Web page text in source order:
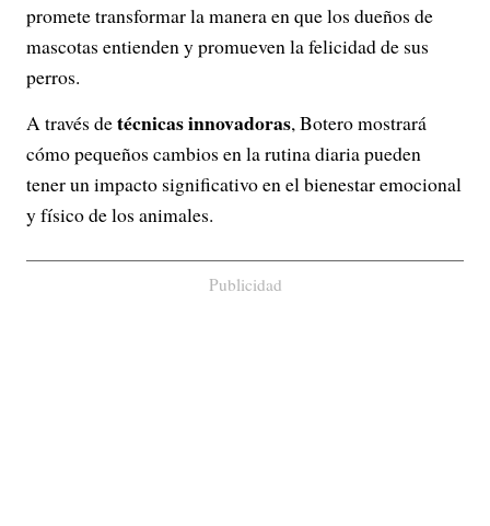
promete transformar la manera en que los dueños de
mascotas entienden y promueven la felicidad de sus
perros.
A través detécnicas innovadoras, Botero mostrará
cómo pequeños cambios en la rutina diaria pueden
tener un impacto significativo en el bienestar emocional
y físico de los animales.
Publicidad